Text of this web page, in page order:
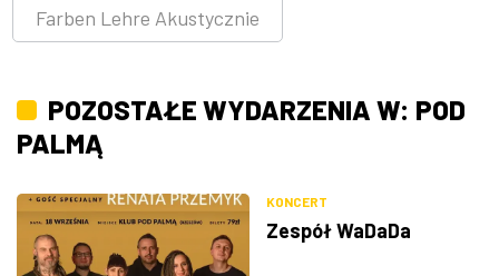
Farben Lehre Akustycznie
POZOSTAŁE WYDARZENIA W: POD
PALMĄ
KONCERT
Zespół WaDaDa